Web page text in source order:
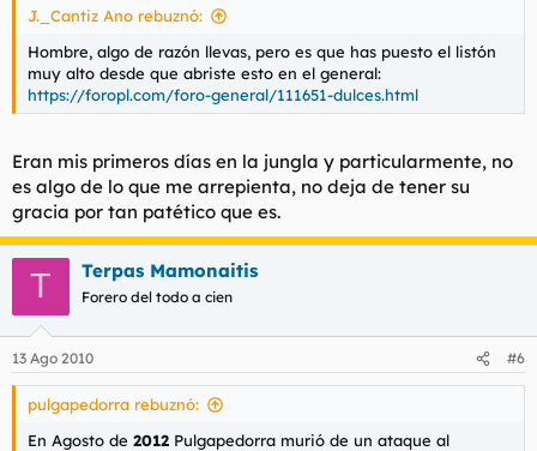
J._Cantiz Ano rebuznó:
Hombre, algo de razón llevas, pero es que has puesto el listón
muy alto desde que abriste esto en el general:
https://foropl.com/foro-general/111651-dulces.html
Eran mis primeros días en la jungla y particularmente, no
es algo de lo que me arrepienta, no deja de tener su
gracia por tan patético que es.
T Terpas Mamonaitis
Forero del todo a cien
13 Ago 2010 #6
pulgapedorra rebuznó:
En Agosto de 2012 Pulgapedorra murió de un ataque al